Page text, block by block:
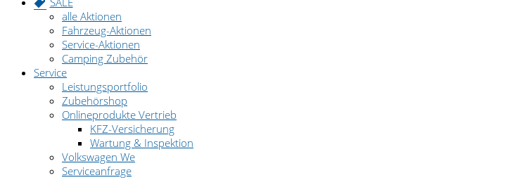
alle Aktionen
Fahrzeug-Aktionen
Service-Aktionen
Camping Zubehör
Service
Leistungsportfolio
Zubehörshop
Onlineprodukte Vertrieb
KFZ-Versicherung
Wartung & Inspektion
Volkswagen We
Serviceanfrage